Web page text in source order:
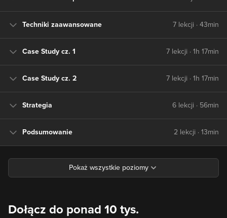
Techniki zaawansowane 7 lekcji · 43min
Case Study cz. 1 7 lekcji · 1h 17min
Case Study cz. 2 7 lekcji · 1h 17min
Strategia 6 lekcji · 56min
Podsumowanie 2 lekcji · 13min
Dołącz do ponad 10 tys.